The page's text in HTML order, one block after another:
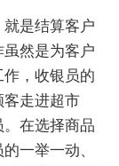
是结算客户
然是为客户
，收银员的
客走进超市
在选择商品
一举一动、